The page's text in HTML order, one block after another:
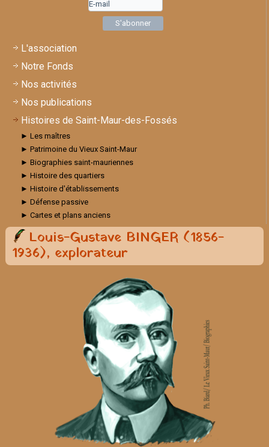
L'association
Notre Fonds
Nos activités
Nos publications
Histoires de Saint-Maur-des-Fossés
► Les maîtres
► Patrimoine du Vieux Saint-Maur
► Biographies saint-mauriennes
► Histoire des quartiers
► Histoire d'établissements
► Défense passive
► Cartes et plans anciens
Louis-Gustave BINGER (1856-
1936), explorateur